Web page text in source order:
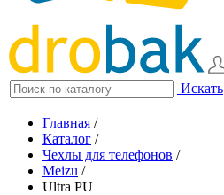
Искать
Главная /
Каталог /
Чехлы для телефонов /
Meizu /
Ultra PU